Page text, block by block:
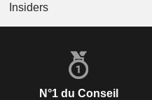
Insiders
N°1 du Conseil